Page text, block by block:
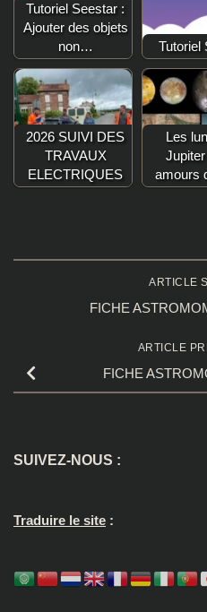
Tutoriel Seestar :
Ajouter des objets
non…
Tutoriel
2026 SUIVI DES
TRAVAUX
ELECTRIQUES
Les
amours
ARTICLE
FICHE
ARTICLE
FICHE
SUIVEZ-NOUS :
Traduire le site :